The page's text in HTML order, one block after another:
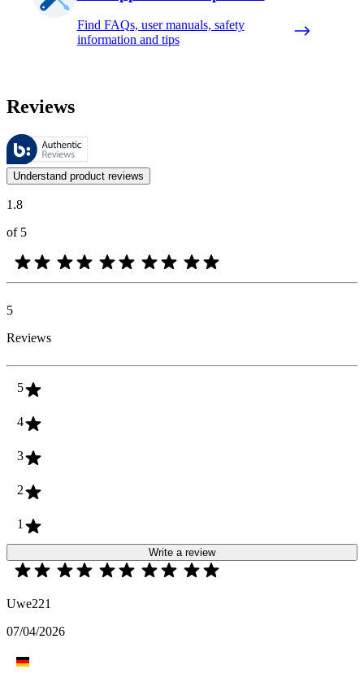
Find FAQs, user manuals, safety
information and tips
Reviews
These reviews are managed by Bazaarvoice and comply with the
Customer opinions in the form of product and star ratings are useful
Understand product reviews
1.8
of 5
5
Reviews
5
4
3
2
1
Write a review
Uwe221
07/04/2026